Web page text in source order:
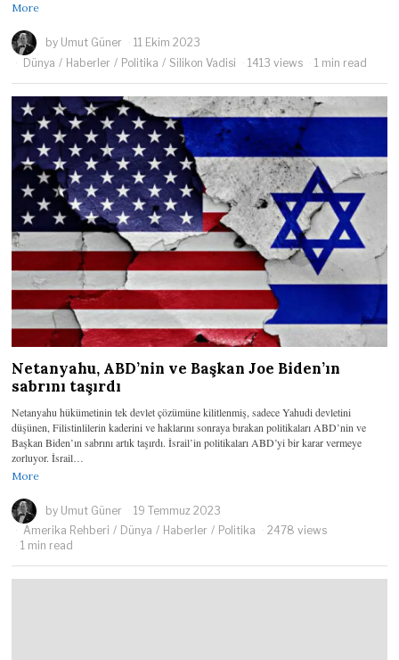
More
by Umut Güner
11 Ekim 2023
Dünya / Haberler / Politika / Silikon Vadisi 1413 views 1 min read
Netanyahu, ABD’nin ve Başkan Joe Biden’ın
sabrını taşırdı
Netanyahu hükümetinin tek devlet çözümüne kilitlenmiş, sadece Yahudi devletini
düşünen, Filistinlilerin kaderini ve haklarını sonraya bırakan politikaları ABD’nin ve
Başkan Biden’ın sabrını artık taşırdı. İsrail’in politikaları ABD’yi bir karar vermeye
zorluyor. İsrail…
More
by Umut Güner
19 Temmuz 2023
Amerika Rehberi / Dünya / Haberler / Politika
2478 views
1 min read